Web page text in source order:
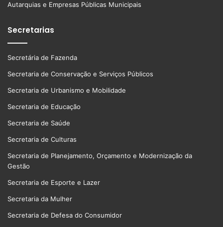
Autarquias e Empresas Públicas Municipais
Secretarias
Secretária de Fazenda
Secretaria de Conservação e Serviços Públicos
Secretaria de Urbanismo e Mobilidade
Secretaria de Educação
Secretaria de Saúde
Secretaria de Culturas
Secretaria de Planejamento, Orçamento e Modernização da
Gestão
Secretaria de Esporte e Lazer
Secretaria da Mulher
Secretaria de Defesa do Consumidor